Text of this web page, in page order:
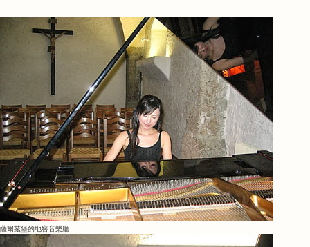
薩爾茲堡的地窖音樂廳